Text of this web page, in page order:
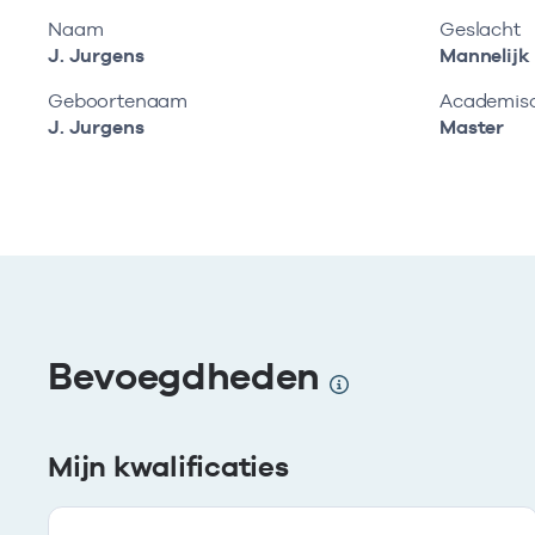
Naam
J. Jurgens
Geboortenaam
J. Jurgens
Geslacht
Mannelijk
Master
Bevoegdheden
Mijn kwalificaties